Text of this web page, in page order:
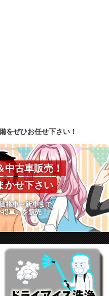
をぜひお任せ下さい！
古車販売！
かせ下さい
格車～新車まで
車」を販売！